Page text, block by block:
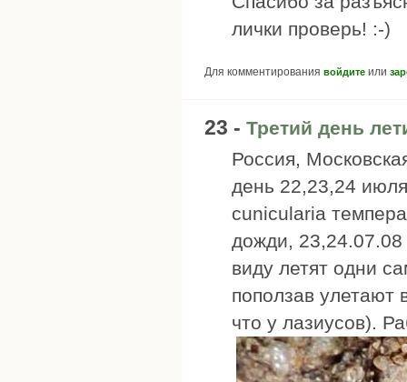
лички проверь! :-)
Для комментирования войдите или
23 - Третий день
Россия,
день 22,23,24
cunicularia
дожди, 23,24.07.08
виду летят одни
поползав улетают
что у лазиусов).